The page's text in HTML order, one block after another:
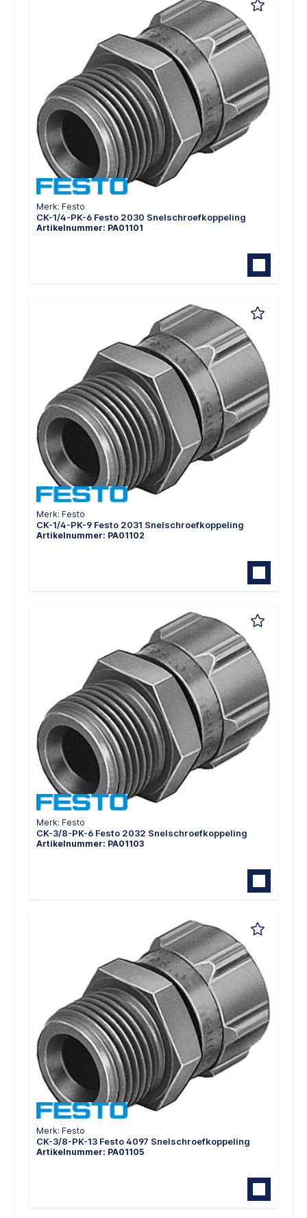
Merk: Festo
CK-1/4-PK-6 Festo 2030 Snelschroefkoppeling
Artikelnummer: PA01101
Merk: Festo
CK-1/4-PK-9 Festo 2031 Snelschroefkoppeling
Artikelnummer: PA01102
Merk: Festo
CK-3/8-PK-6 Festo 2032 Snelschroefkoppeling
Artikelnummer: PA01103
Merk: Festo
CK-3/8-PK-13 Festo 4097 Snelschroefkoppeling
Artikelnummer: PA01105